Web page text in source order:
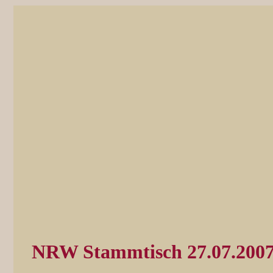
NRW Stammtisch